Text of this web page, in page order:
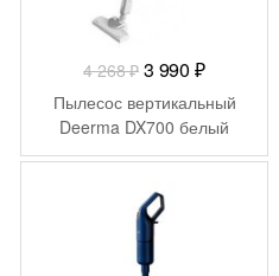
4 268₽ Первоначальная
цена
составляла
4
268 ₽.
3 990 ₽Текущая
цена:
3
990 ₽.
Пылесос вертикальный
Deerma DX700 белый